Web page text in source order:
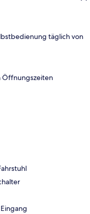
täglich von
Öffnungszeiten